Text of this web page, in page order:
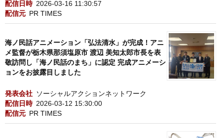
配信日時 2026-03-16 11:30:57
配信元 PR TIMES
海ノ民話アニメーション「弘法清水」が完成！アニ
メ監督が栃木県那須塩原市 渡辺 美知太郎市長を表
敬訪問し「海ノ民話のまち」に認定 完成アニメーシ
ョンをお披露目しました
発表会社 ソーシャルアクションネットワーク
配信日時 2026-03-12 15:30:00
配信元 PR TIMES